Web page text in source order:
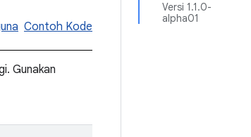
Versi 1.1.0-
alpha01
Contoh Kode
Gunakan